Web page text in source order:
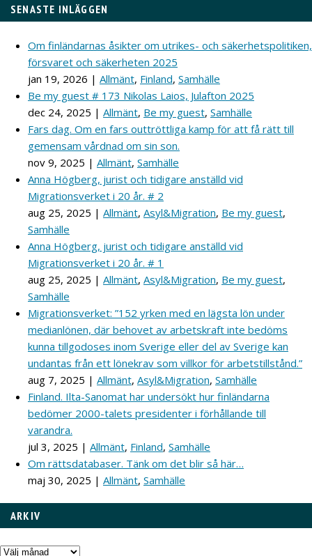
SENASTE INLÄGGEN
Om finländarnas åsikter om utrikes- och säkerhetspolitiken,
försvaret och säkerheten 2025
jan 19, 2026 | Allmänt, Finland, Samhälle
Be my guest # 173 Nikolas Laios, Julafton 2025
dec 24, 2025 | Allmänt, Be my guest, Samhälle
Fars dag. Om en fars outtröttliga kamp för att få rätt till
gemensam vårdnad om sin son.
nov 9, 2025 | Allmänt, Samhälle
Anna Högberg, jurist och tidigare anställd vid
Migrationsverket i 20 år. # 2
aug 25, 2025 | Allmänt, Asyl&Migration, Be my guest,
Samhälle
Anna Högberg, jurist och tidigare anställd vid
Migrationsverket i 20 år. # 1
aug 25, 2025 | Allmänt, Asyl&Migration, Be my guest,
Samhälle
Migrationsverket: ”152 yrken med en lägsta lön under
medianlönen, där behovet av arbetskraft inte bedöms
kunna tillgodoses inom Sverige eller del av Sverige kan
undantas från ett lönekrav som villkor för arbetstillstånd.”
aug 7, 2025 | Allmänt, Asyl&Migration, Samhälle
Finland. Ilta-Sanomat har undersökt hur finländarna
bedömer 2000-talets presidenter i förhållande till
varandra.
jul 3, 2025 | Allmänt, Finland, Samhälle
Om rättsdatabaser. Tänk om det blir så här…
maj 30, 2025 | Allmänt, Samhälle
ARKIV
Arkiv